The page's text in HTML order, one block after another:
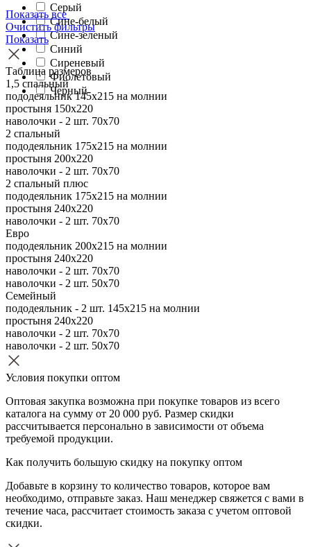
Серый
Сине-белый
Сине-зеленый
Синий
Сиреневый
Фиолетовый
Черный
Показать все
Очистить фильтры
Показать
Таблица размеров
1,5 спальный
пододеяльник 145х215 на молнии
простыня 150х220
наволочки - 2 шт. 70х70
2 спальный
пододеяльник 175х215 на молнии
простыня 200х220
наволочки - 2 шт. 70х70
2 спальный плюс
пододеяльник 175х215 на молнии
простыня 240х220
наволочки - 2 шт. 70х70
Евро
пододеяльник 200х215 на молнии
простыня 240х220
наволочки - 2 шт. 70х70
наволочки - 2 шт. 50х70
Семейный
пододеяльник - 2 шт. 145х215 на молнии
простыня 240х220
наволочки - 2 шт. 70х70
наволочки - 2 шт. 50х70
Условия покупки оптом
Оптовая закупка возможна при покупке товаров из всего
каталога на сумму от 20 000 руб. Размер скидки
рассчитывается персонально в зависимости от объема
требуемой продукции.
Как получить большую скидку на покупку оптом
Добавьте в корзину то количество товаров, которое вам
необходимо, отправьте заказ. Наш менеджер свяжется с вами в
течение часа, рассчитает стоимость заказа с учетом оптовой
скидки.